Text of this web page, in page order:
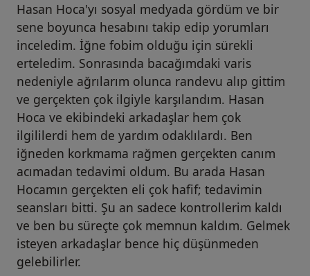
Hasan Hoca'yı sosyal medyada gördüm ve bir
sene boyunca hesabını takip edip yorumları
inceledim. İğne fobim olduğu için sürekli
erteledim. Sonrasında bacağımdaki varis
nedeniyle ağrılarım olunca randevu alıp gittim
ve gerçekten çok ilgiyle karşılandım. Hasan
Hoca ve ekibindeki arkadaşlar hem çok
ilgililerdi hem de yardım odaklılardı. Ben
iğneden korkmama rağmen gerçekten canım
acımadan tedavimi oldum. Bu arada Hasan
Hocamın gerçekten eli çok hafif; tedavimin
seansları bitti. Şu an sadece kontrollerim kaldı
ve ben bu süreçte çok memnun kaldım. Gelmek
isteyen arkadaşlar bence hiç düşünmeden
gelebilirler.